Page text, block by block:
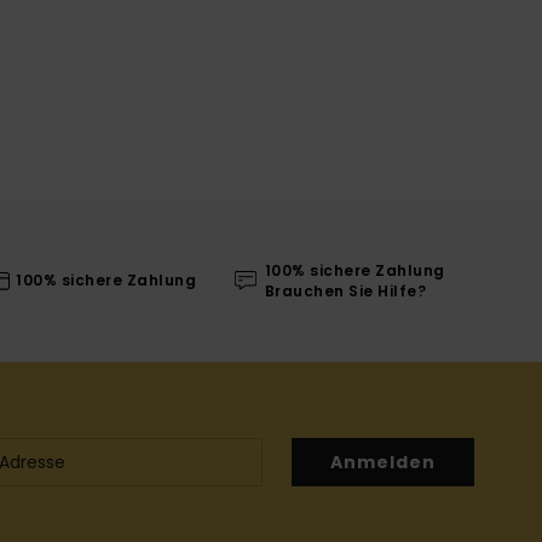
100% sichere Zahlung
100% sichere Zahlung
Brauchen Sie Hilfe?
Anmelden